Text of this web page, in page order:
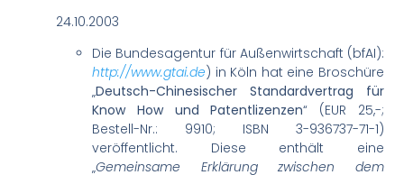
24.10.2003
Die Bundesagentur für Außenwirtschaft (bfAI):
http://www.gtai.de) in Köln hat eine Broschüre
„Deutsch-Chinesischer Standardvertrag für
Know How und Patentlizenzen“ (EUR 25,-;
Bestell-Nr.: 9910; ISBN 3-936737-71-1)
veröffentlicht. Diese enthält eine
„Gemeinsame Erklärung zwischen dem